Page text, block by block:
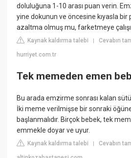
doluluğuna 1-10 arası puan verin.
yine dokunun ve öncesine kıyasla bir
azaltma olmuş mu, farketmeye
Kaynak kaldırma talebi |Cevabın
hurriyet.com.tr
Tek memeden emen
Bu arada emzirme sonrası kalan
İki meme verilmişse bir sonraki
başlanmalıdır. Birçok bebek, tek
emmekle doyar ve uyur.
Kaynak kaldırma talebi |Cevabın